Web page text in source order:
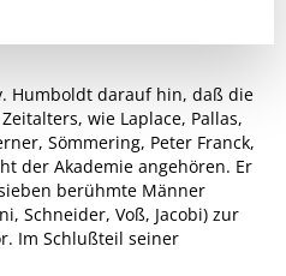
Humboldt darauf hin, daß die
wie Laplace, Pallas,
Sömmering, Peter Franck,
der Akademie angehören. Er
berühmte Männer
Schneider, Voß, Jacobi) zur
Im Schlußteil seiner